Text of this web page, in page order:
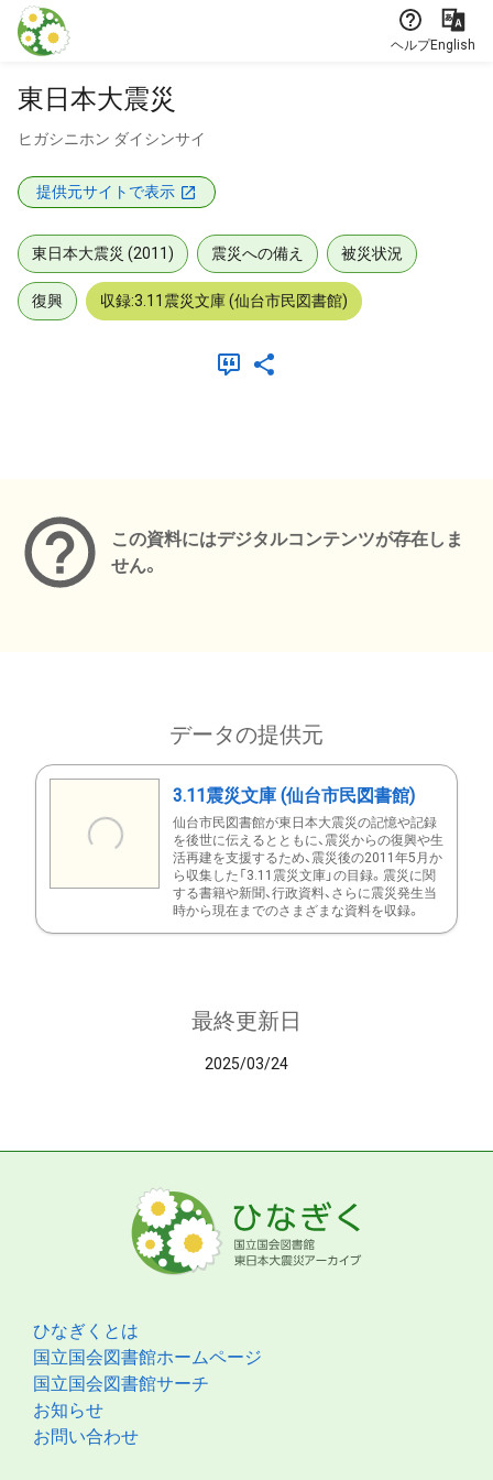
本文に飛ぶ
ヘルプEnglish
東日本大震災
ヒガシニホン ダイシンサイ
提供元サイトで表示
東日本大震災 (2011) 震災への備え 被災状況
復興 収録:3.11震災文庫 (仙台市民図書館)
この資料にはデジタルコンテンツが存在しま
せん。
データの提供元
3.11震災文庫 (仙台市民図書館)
仙台市民図書館が東日本大震災の記憶や記録
を後世に伝えるとともに、震災からの復興や生
活再建を支援するため、震災後の2011年5月か
ら収集した「3.11震災文庫」の目録。震災に関
する書籍や新聞、行政資料、さらに震災発生当
時から現在までのさまざまな資料を収録。
最終更新日
2025/03/24
ひなぎくとは
国立国会図書館ホームページ
国立国会図書館サーチ
お知らせ
お問い合わせ